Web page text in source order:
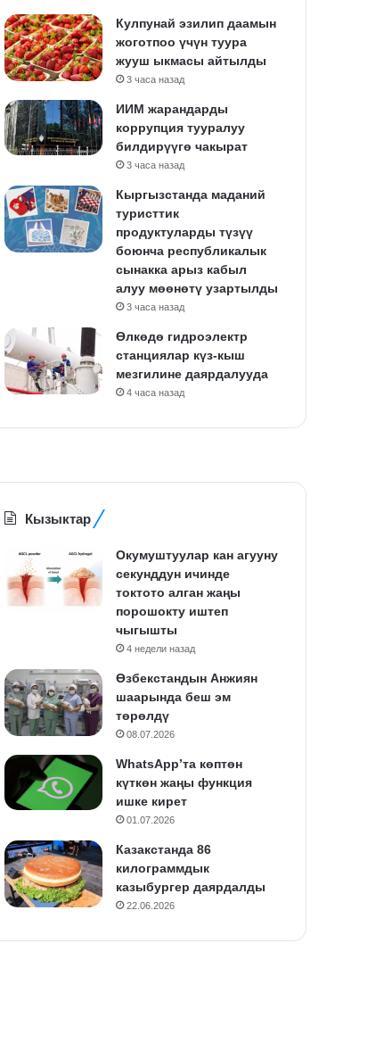
Кулпунай эзилип даамын
жоготпоо үчүн туура
жууш ыкмасы айтылды
3 часа назад
ИИМ жарандарды
коррупция тууралуу
билдирүүгө чакырат
3 часа назад
Кыргызстанда маданий
туристтик
продуктуларды түзүү
боюнча республикалык
сынакка арыз кабыл
алуу мөөнөтү узартылды
3 часа назад
Өлкөдө гидроэлектр
станциялар күз-кыш
мезгилине даярдалууда
4 часа назад
Кызыктар
Окумуштуулар кан агууну
секунддун ичинде
токтото алган жаңы
порошокту иштеп
чыгышты
4 недели назад
Өзбекстандын Анжиян
шаарында беш эм
төрөлдү
08.07.2026
WhatsApp’та көптөн
күткөн жаңы функция
ишке кирет
01.07.2026
Казакстанда 86
килограммдык
казыбургер даярдалды
22.06.2026